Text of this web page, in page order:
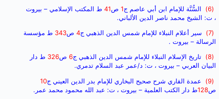
(6) السُّنَّة للإمام ابن أبي عاصم ج1ص41ط المكتب الإسلامي – بيروت
، ت: الشيخ محمد ناصر الدين الألباني.
(7)
سير أعلام النبلاء للإمام شمس الدين الذهبي ج4ص343 ط مؤسسة
الرسالة – بيروت .
(8)
تاريخ الإسلام النبلاء للإمام شمس الدين الذهبي ج6ص326 ط دار
البيان العربي – بيروت ، ت: د/عمر عبد السلام تدمري.
(9)
عمدة القاري شرح صحيح البخاري للإمام بدر الدين العيني ج10
ص128ط دار الكتب العلمية – بيروت ، ت: عبد الله محمود محمد عمر.